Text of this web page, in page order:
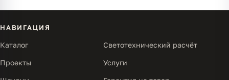
НАВИГАЦИЯ
Каталог Светотехнический расчёт
Проекты Услуги